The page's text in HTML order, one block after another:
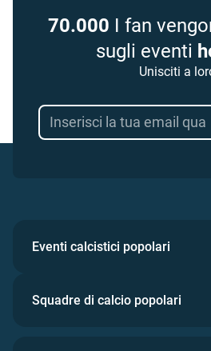
70.000 I fan
sugli eventi
Unisciti a
Eventi calcistici popolari
Squadre di calcio popolari